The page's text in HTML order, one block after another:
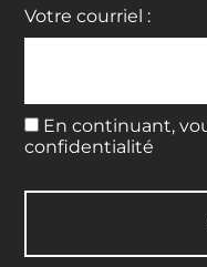
Votre courriel :
En continuant,
confidentialité